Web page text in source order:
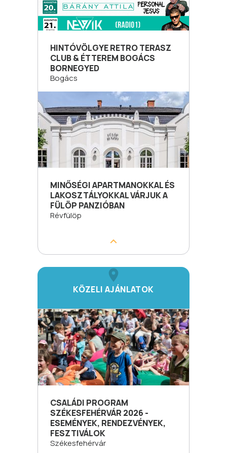
HINTÓVÖLGYE RETRO TERASZ
CLUB & ÉTTEREM BOGÁCS
BORNEGYED
Bogács
MINŐSÉGI APARTMANOKKAL ÉS
LAKOSZTÁLYOKKAL VÁRJUK A
FÜLÖP PANZIÓBAN
Révfülöp
KÖZELI AJÁNLATOK
CSALÁDI PROGRAM
SZÉKESFEHÉRVÁR 2026 -
ESEMÉNYEK, RENDEZVÉNYEK,
FESZTIVÁLOK
Székesfehérvár